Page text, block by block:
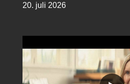
20. juli 2026